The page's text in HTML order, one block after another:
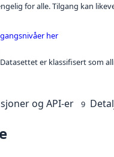
for alle. Tilgang kan
her
Datasettet er klassifisert som
og API-er 9